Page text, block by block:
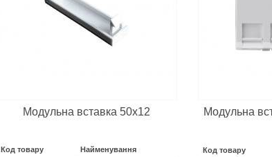
Модульна вставка 50х12
Код товару Найменування
Модульна
Код товару